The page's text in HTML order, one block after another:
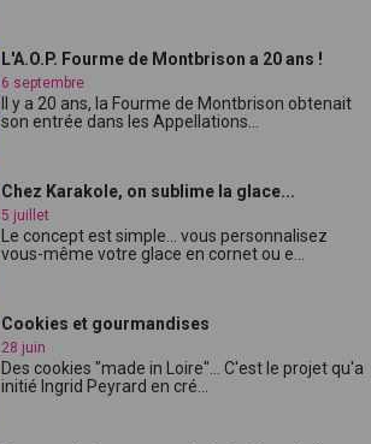
L'A.O.P. Fourme de Montbrison a 20 ans !
6 septembre
Il y a 20 ans, la Fourme de Montbrison obtenait
son entrée dans les Appellations...
Chez Karakole, on sublime la glace...
5 juillet
Le concept est simple... vous personnalisez
vous-même votre glace en cornet ou e...
Cookies et gourmandises
28 juin
Des cookies "made in Loire"... C'est le projet qu'a
initié Ingrid Peyrard en cré...